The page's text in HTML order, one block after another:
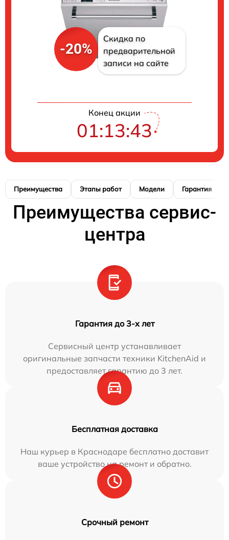
-20%
Скидка по
предварительной
записи на сайте
Конец акции
01:13:42
Преимущества Этапы работ Модели Гарантия
Преимущества сервис-
центра
Гарантия до 3-х лет
Сервисный центр устанавливает
оригинальные запчасти техники KitchenAid и
предоставляет гарантию до 3 лет.
Бесплатная доставка
Наш курьер в Краснодаре бесплатно доставит
ваше устройство на ремонт и обратно.
Срочный ремонт